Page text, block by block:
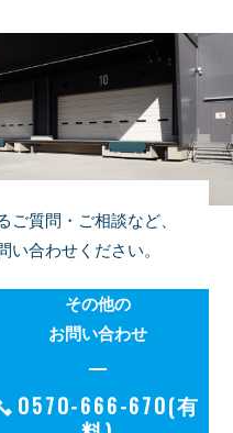
ご質問・ご相談など、
い合わせください。
その他の
お問い合わせ
0570-666-670(有